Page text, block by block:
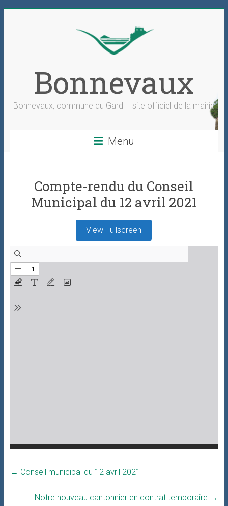
Bonnevaux
Bonnevaux, commune du Gard – site officiel de la mairie
Menu
Compte-rendu du Conseil
Municipal du 12 avril 2021
View Fullscreen
← Conseil municipal du 12 avril 2021
Notre nouveau cantonnier en contrat temporaire →